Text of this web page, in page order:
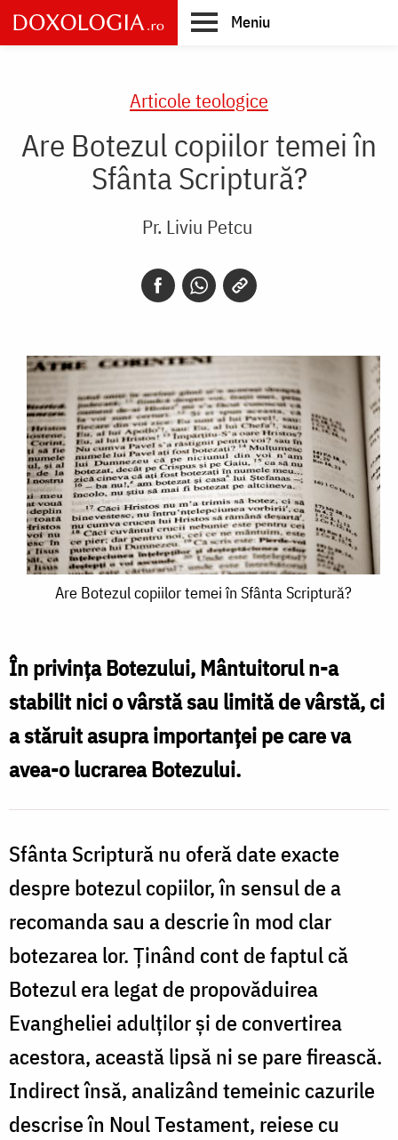
Skip
to
main
Meniu
Articole teologice
Are Botezul copiilor temei în
Sfânta Scriptură?
Pr. Liviu Petcu
copiilor
temei
în
Sfânta
Scriptură?
Are Botezul copiilor temei în Sfânta Scriptură?
În privința Botezului, Mântuitorul n-a
stabilit nici o vârstă sau limită de vârstă, ci
a stăruit asupra importanței pe care va
avea-o lucrarea Botezului.
Sfânta Scriptură nu oferă date exacte
despre botezul copiilor, în sensul de a
recomanda sau a descrie în mod clar
botezarea lor. Ținând cont de faptul că
Botezul era legat de propovăduirea
Evangheliei adulților și de convertirea
acestora, această lipsă ni se pare firească.
Indirect însă, analizând temeinic cazurile
descrise în Noul Testament, reiese cu